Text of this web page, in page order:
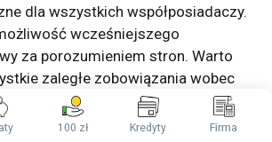
dla wszystkich współposiadaczy.
wcześniejszego
za porozumieniem stron. Warto
zaległe zobowiązania wobec
uregulowane przed zamknięciem
karty płatnicze związane z kontem
100 zł Kredyty Firma